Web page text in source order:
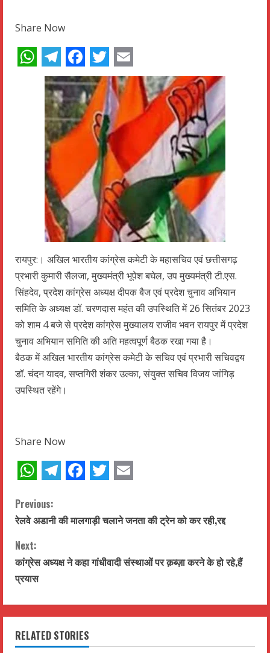
Share Now
WhatsApp
Telegram
Facebook
Twitter
Email
रायपुर:। अखिल भारतीय कांग्रेस कमेटी के महासचिव एवं छत्तीसगढ़
प्रभारी कुमारी सैलजा, मुख्यमंत्री भूपेश बघेल, उप मुख्यमंत्री टी.एस.
सिंहदेव, प्रदेश कांग्रेस अध्यक्ष दीपक बैज एवं प्रदेश चुनाव अभियान
समिति के अध्यक्ष डॉ. चरणदास महंत की उपस्थिति में 26 सितंबर 2023
को शाम 4 बजे से प्रदेश कांग्रेस मुख्यालय राजीव भवन रायपुर में प्रदेश
चुनाव अभियान समिति की अति महत्वपूर्ण बैठक रखा गया है।
बैठक में अखिल भारतीय कांग्रेस कमेटी के सचिव एवं प्रभारी सचिवद्वय
डॉ. चंदन यादव, सप्तगिरी शंकर उल्का, संयुक्त सचिव विजय जांगिड़
उपस्थित रहेंगे।
Share Now
WhatsApp
Telegram
Facebook
Twitter
Email
C
o
n
t
i
n
Previous:
रेलवे अडानी की मालगाड़ी चलाने जनता की ट्रेन को कर रही,रद्द
Next:
कांग्रेस अध्यक्ष ने कहा गांधीवादी संस्थाओं पर क़ब्ज़ा करने के हो रहे,हैं
प्रयास
RELATED STORIES